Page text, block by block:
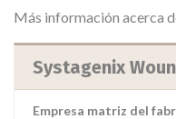
Más información acerca
Systagenix
Empresa matriz del